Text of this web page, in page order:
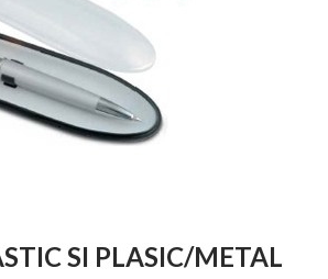
SI PLASIC/METAL